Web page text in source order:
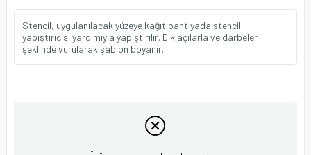
Stencil, uygulanılacak yüzeye kağıt bant yada stencil
yapıştırıcısı yardımıyla yapıştırılır. Dik açılarla ve darbeler
şeklinde vurularak şablon boyanır.